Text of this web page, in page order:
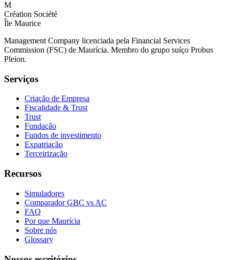
M
Création Société
Île Maurice
Management Company licenciada pela Financial Services
Commission (FSC) de Maurícia. Membro do grupo suíço Probus
Pleion.
Serviços
Criação de Empresa
Fiscalidade & Trust
Trust
Fundação
Fundos de investimento
Expatriação
Terceirização
Recursos
Simuladores
Comparador GBC vs AC
FAQ
Por que Maurícia
Sobre nós
Glossary